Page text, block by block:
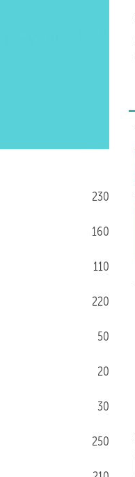
230
160
110
220
50
20
30
250